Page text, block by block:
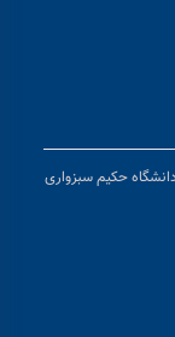
حکیم سبزواری